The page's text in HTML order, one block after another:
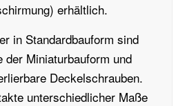
erhältlich.
in Standardbauform sind
der Mini­aturbauform und
Deckelschrauben.
unterschiedlicher Maße